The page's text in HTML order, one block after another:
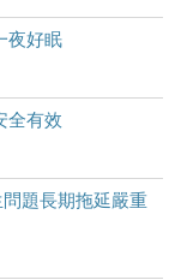
夜好眠
全有效
題長期拖延嚴重